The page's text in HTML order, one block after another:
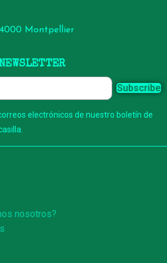
Montpellier
Subscribe
electrónicos de nuestro boletín de
nosotros?